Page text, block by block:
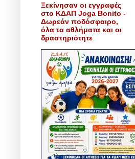
Ξεκίνησαν οι εγγραφές
στο ΚΔΑΠ Joga Bonito -
Δωρεάν ποδόσφαιρο,
όλα τα αθλήματα και οι
δραστηριότητε